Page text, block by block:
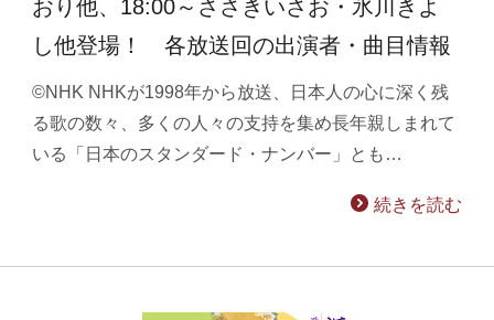
おり他、18:00～ささきいさお・氷川きよ
し他登場！ 各放送回の出演者・曲目情報
©NHK NHKが1998年から放送、日本人の心に深く残
る歌の数々、多くの人々の支持を集め長年親しまれて
いる「日本のスタンダード・ナンバー」とも…
続きを読む